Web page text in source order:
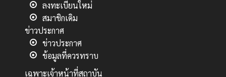
ลงทะเบียนใหม่
สมาชิกเดิม
ข่าวประกาศ
ข่าวประกาศ
ข้อมูลที่ควรทราบ
เฉพาะเจ้าหน้าที่สถาบัน